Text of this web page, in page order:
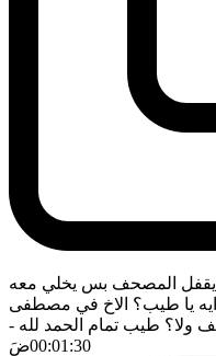
يقفل المصحف بس يخلي معه
يا طيب؟ الاخ في مصطفى
طيب تمام الحمد لله -
00:01:30ضَ